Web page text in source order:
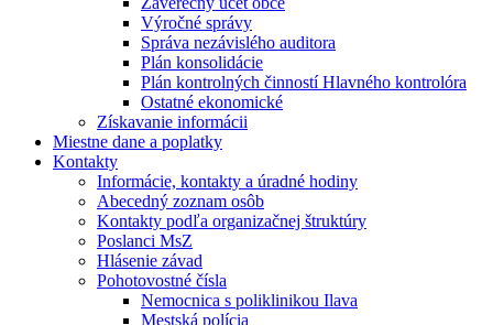
Výročné správy
Správa nezávislého auditora
Plán konsolidácie
Plán kontrolných činností Hlavného kontrolóra
Ostatné ekonomické
Získavanie informácii
Miestne dane a poplatky
Kontakty
Informácie, kontakty a úradné hodiny
Abecedný zoznam osôb
Kontakty podľa organizačnej štruktúry
Poslanci MsZ
Hlásenie závad
Pohotovostné čísla
Nemocnica s poliklinikou Ilava
Mestská polícia